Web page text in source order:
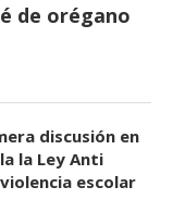
de orégano
discusión en
la Ley Anti
escolar